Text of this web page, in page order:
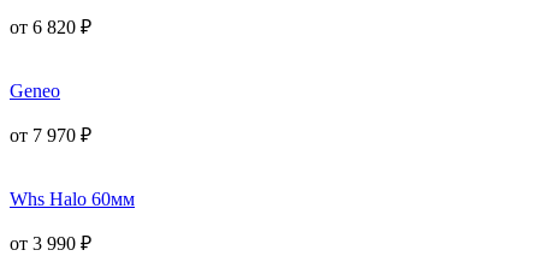
от 6 820 ₽
Geneo
от 7 970 ₽
Whs Halo 60мм
от 3 990 ₽